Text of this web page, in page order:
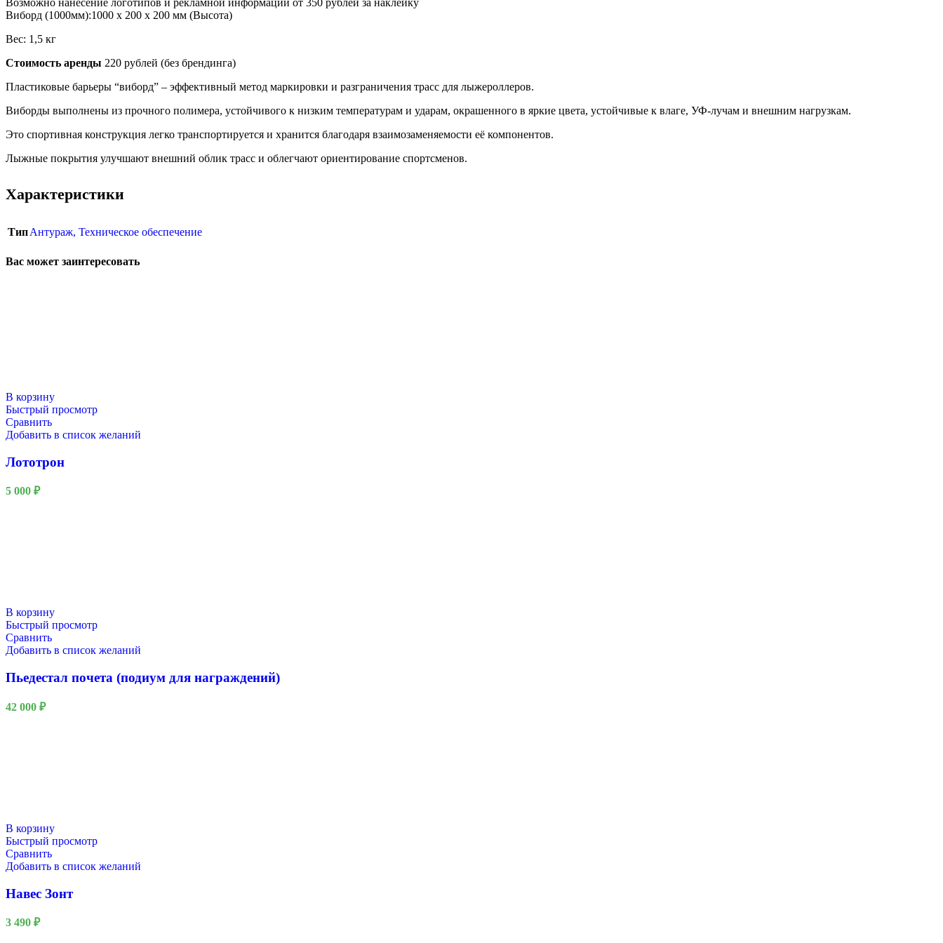
QuestRace
Возможно нанесение логотипов и рекламной информации от 350 рублей за наклейку
Виборд (1000мм):1000 x 200 x 200 мм (Высота)
Вес: 1,5 кг
Стоимость аренды 220 рублей (без брендинга)
Пластиковые барьеры “виборд” – эффективный метод маркировки и разграничения трасс для лыжероллеров.
Виборды выполнены из прочного полимера, устойчивого к низким температурам и ударам, окрашенного в яркие цвета, устойчивые к влаге, УФ-лучам и внешним нагрузкам.
Это спортивная конструкция легко транспортируется и хранится благодаря взаимозаменяемости её компонентов.
Лыжные покрытия улучшают внешний облик трасс и облегчают ориентирование спортсменов.
Характеристики
ТипАнтураж, Техническое обеспечение
Вас может заинтересовать
В корзину
Быстрый просмотр
Сравнить
Добавить в список желаний
Лототрон
5 000 ₽
В корзину
Быстрый просмотр
Сравнить
Добавить в список желаний
Пьедестал почета (подиум для награждений)
42 000 ₽
В корзину
Быстрый просмотр
Сравнить
Добавить в список желаний
Навес Зонт
3 490 ₽